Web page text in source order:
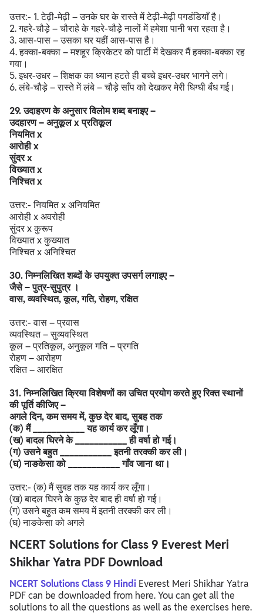
उत्तर:- 1. टेढ़ी-मेढ़ी – उनके घर के रास्ते में टेढ़ी-मेढ़ी पगडंडियाँ है।
2. गहरे-चौड़े – चौराहे के गहरे-चौड़े नालों में हमेशा पानी भरा रहता है।
3. आस-पास – उसका घर यहीं आस-पास है।
4. हक्का-बक्का – मशहूर क्रिकेटर को पार्टी में देखकर मैं हक्का-बक्का रह
गया।
5. इधर-उधर – शिक्षक का ध्यान हटते ही बच्चे इधर-उधर भागने लगे।
6. लंबे-चौड़े – रास्ते में लंबे – चौड़े साँप को देखकर मेरी घिग्घी बँध गई।
29. उदाहरण के अनुसार विलोम शब्द बनाइए –
उदहारण – अनुकूल x प्रतिकूल
नियमित x
आरोही x
सुंदर x
विख्यात x
निश्चित x
उत्तर:- नियमित x अनियमित
आरोही x अवरोही
सुंदर x कुरूप
विख्यात x कुख्यात
निश्चित x अनिश्चित
30. निम्नलिखित शब्दों के उपयुक्त उपसर्ग लगाइए –
जैसे – पुत्र-सुपुत्र ।
वास, व्यवस्थित, कूल, गति, रोहण, रक्षित
उत्तर:- वास – प्रवास
व्यवस्थित – सुव्यवस्थित
कूल – प्रतिकूल, अनुकूल गति – प्रगति
रोहण – आरोहण
रक्षित – आरक्षित
31. निम्नलिखित क्रिया विशेषणों का उचित प्रयोग करते हुए रिक्त स्थानों
की पूर्ति कीजिए –
अगले दिन, कम समय में, कुछ देर बाद, सुबह तक
(क) मैं ___________ यह कार्य कर लूँगा।
(ख) बादल घिरने के ___________ ही वर्षा हो गई।
(ग) उसने बहुत ___________ इतनी तरक्की कर ली।
(घ) नाङकेसा को ___________ गाँव जाना था।
उत्तर:- (क) मैं सुबह तक यह कार्य कर लूँगा।
(ख) बादल घिरने के कुछ देर बाद ही वर्षा हो गई।
(ग) उसने बहुत कम समय में इतनी तरक्की कर ली।
(घ) नाङकेसा को अगले
NCERT Solutions for Class 9 Everest Meri
Shikhar Yatra PDF Download
NCERT Solutions Class 9 Hindi Everest Meri Shikhar Yatra
PDF can be downloaded from here. You can get all the
solutions to all the questions as well as the exercises here.